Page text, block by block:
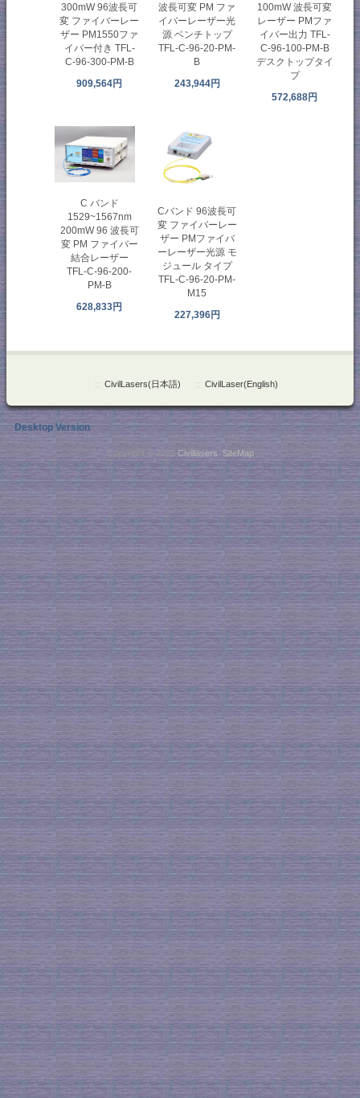
300mW 96波長可
変 ファイバーレー
ザー PM1550ファ
イバー付き TFL-
C-96-300-PM-B
909,564円
波長可変 PM ファ
イバーレーザー光
源 ベンチトップ
TFL-C-96-20-PM-
B
243,944円
100mW 波長可変
レーザー PMファ
イバー出力 TFL-
C-96-100-PM-B
デスクトップタイ
プ
572,688円
C バンド
1529~1567nm
200mW 96 波長可
変 PM ファイバー
結合レーザー
TFL-C-96-200-
PM-B
628,833円
Cバンド 96波長可
変 ファイバーレー
ザー PMファイバ
ーレーザー光源 モ
ジュール タイプ
TFL-C-96-20-PM-
M15
227,396円
:: CivilLasers(日本語) :: CivilLaser(English)
Desktop Version
Copyright © 2026Civillasers SiteMap